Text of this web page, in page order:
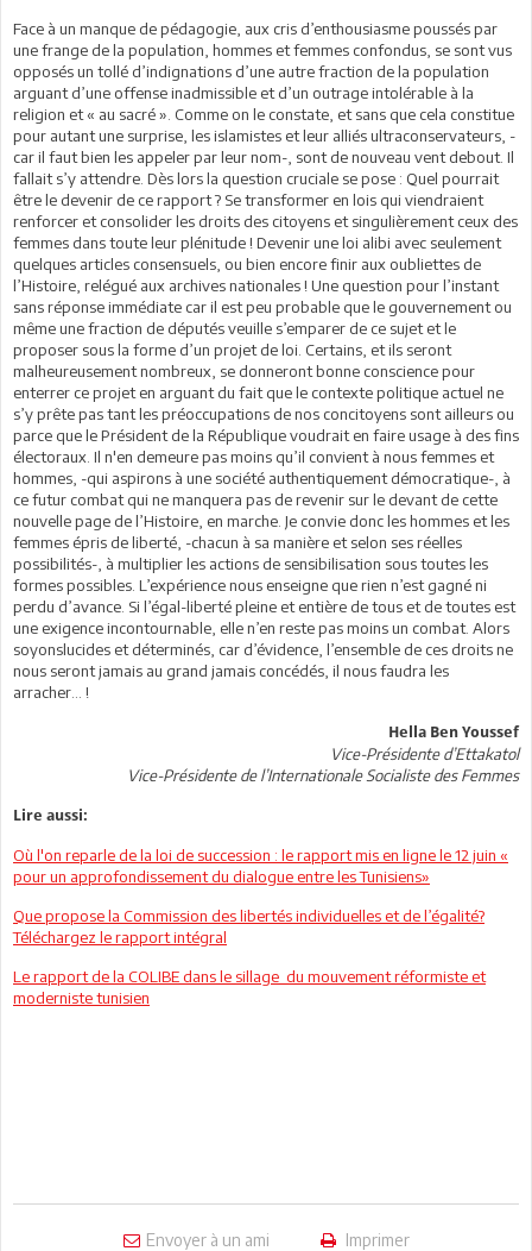
Face à un manque de pédagogie, aux cris d’enthousiasme poussés par
une frange de la population, hommes et femmes confondus, se sont vus
opposés un tollé d’indignations d’une autre fraction de la population
arguant d’une offense inadmissible et d’un outrage intolérable à la
religion et « au sacré ». Comme on le constate, et sans que cela constitue
pour autant une surprise, les islamistes et leur alliés ultraconservateurs, -
car il faut bien les appeler par leur nom-, sont de nouveau vent debout. Il
fallait s’y attendre. Dès lors la question cruciale se pose : Quel pourrait
être le devenir de ce rapport ? Se transformer en lois qui viendraient
renforcer et consolider les droits des citoyens et singulièrement ceux des
femmes dans toute leur plénitude ! Devenir une loi alibi avec seulement
quelques articles consensuels, ou bien encore finir aux oubliettes de
l’Histoire, relégué aux archives nationales ! Une question pour l’instant
sans réponse immédiate car il est peu probable que le gouvernement ou
même une fraction de députés veuille s’emparer de ce sujet et le
proposer sous la forme d’un projet de loi. Certains, et ils seront
malheureusement nombreux, se donneront bonne conscience pour
enterrer ce projet en arguant du fait que le contexte politique actuel ne
s’y prête pas tant les préoccupations de nos concitoyens sont ailleurs ou
parce que le Président de la République voudrait en faire usage à des fins
électoraux. Il n'en demeure pas moins qu’il convient à nous femmes et
hommes, -qui aspirons à une société authentiquement démocratique-, à
ce futur combat qui ne manquera pas de revenir sur le devant de cette
nouvelle page de l’Histoire, en marche. Je convie donc les hommes et les
femmes épris de liberté, -chacun à sa manière et selon ses réelles
possibilités-, à multiplier les actions de sensibilisation sous toutes les
formes possibles. L’expérience nous enseigne que rien n’est gagné ni
perdu d’avance. Si l’égal-liberté pleine et entière de tous et de toutes est
une exigence incontournable, elle n’en reste pas moins un combat. Alors
soyonslucides et déterminés, car d’évidence, l’ensemble de ces droits ne
nous seront jamais au grand jamais concédés, il nous faudra les
arracher… !
Hella Ben Youssef
Vice-Présidente d’Ettakatol
Vice-Présidente de l’Internationale Socialiste des Femmes
Lire aussi:
Où l'on reparle de la loi de succession : le rapport mis en ligne le 12 juin «
pour un approfondissement du dialogue entre les Tunisiens»
Que propose la Commission des libertés individuelles et de l’égalité?
Téléchargez le rapport intégral
Le rapport de la COLIBE dans le sillage du mouvement réformiste et
moderniste tunisien
Envoyer à un ami Imprimer